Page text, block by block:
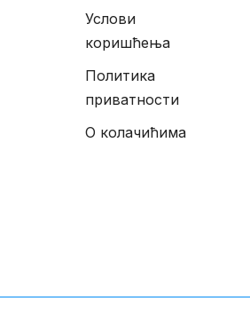
Услови
коришћења
Политика
приватности
О колачићима